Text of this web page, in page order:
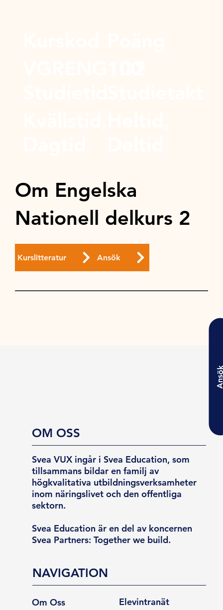
Om Engelska
Nationell delkurs 2
Kurslitteratur Ansök
OM OSS
Svea VUX ingår i Svea Education, som
tillsammans bildar en familj av
högkvalitativa utbildningsverksamheter
inom näringslivet och den offentliga
sektorn.
Svea Education är en del av koncernen
Svea Partners: Together we build.
NAVIGATION
Om Oss Elevintranät